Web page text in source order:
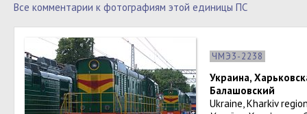
Все комментарии к фотографиям этой единицы ПС
ЧМЭ3-2238
Украина,
Балашовский
Ukraine, Kharkiv